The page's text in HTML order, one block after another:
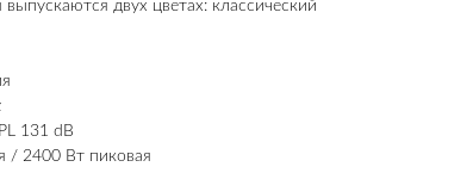
двух цветах: классический
131 dB
/ 2400 Вт пиковая